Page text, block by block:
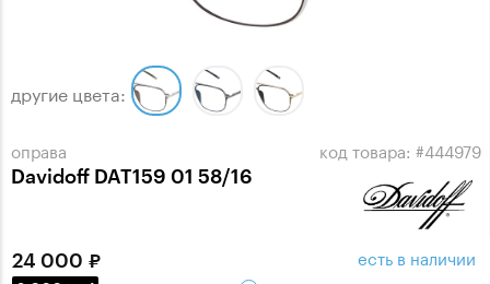
оправа
Davidoff DAT159 01 58/16
код товара: #444979
другие цвета:
24 000 есть в наличии